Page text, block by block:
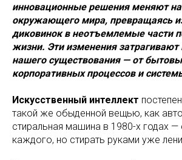
инновационные решения меняют
окружающего мира, превращаясь
диковинок в неотъемлемые части
жизни. Эти изменения затрагивают
нашего существования — от
корпоративных процессов и
Искусственный интеллект
такой же обыденной вещью, как
стиральная машина в 1980-х годах —
каждого, но стирать руками уже